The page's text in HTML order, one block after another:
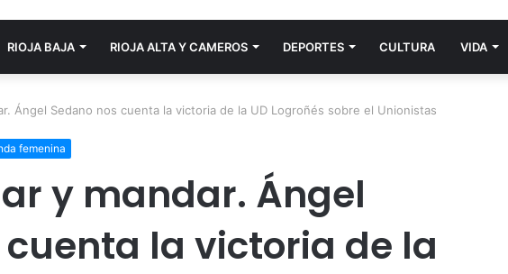
RIOJA BAJA RIOJA ALTA Y CAMEROS DEPORTES CULTURA VIDA
Ángel Sedano nos cuenta la victoria de la UD Logroñés sobre el Unionistas
femenina
y mandar. Ángel
cuenta la victoria de la